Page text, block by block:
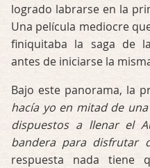
logrado labrarse en la
Una película mediocre
finiquitaba la saga de
antes de iniciarse la
Bajo este panorama, la
hacía yo en mitad de
dispuestos a llenar el
bandera para disfrutar
respuesta nada tiene